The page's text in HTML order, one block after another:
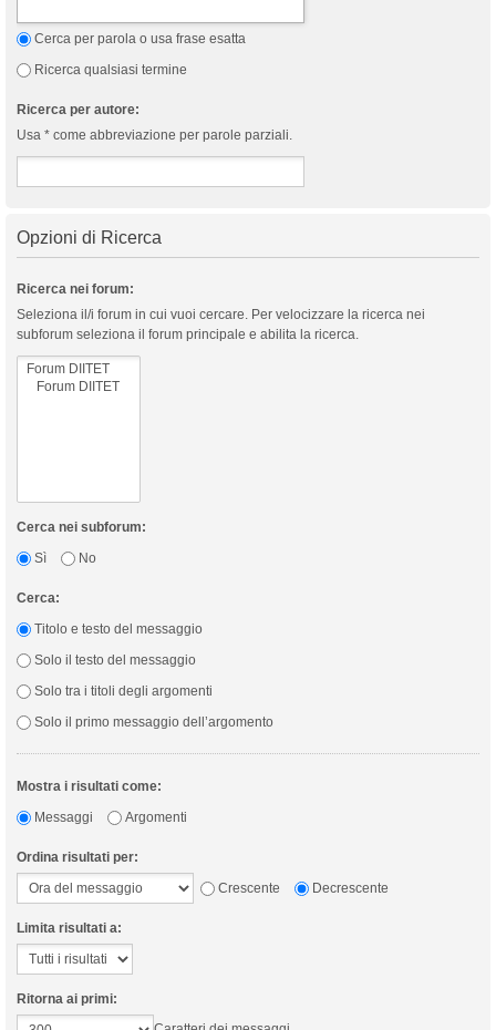
Cerca per parola o usa frase esatta
Ricerca qualsiasi termine
Ricerca per autore:
Usa * come abbreviazione per parole parziali.
Opzioni di Ricerca
Ricerca nei forum:
Seleziona il/i forum in cui vuoi cercare. Per velocizzare la ricerca nei
subforum seleziona il forum principale e abilita la ricerca.
Cerca nei subforum:
Sì
No
Cerca:
Titolo e testo del messaggio
Solo il testo del messaggio
Solo tra i titoli degli argomenti
Solo il primo messaggio dell’argomento
Mostra i risultati come:
Messaggi
Argomenti
Ordina risultati per:
Crescente
Decrescente
Limita risultati a:
Ritorna ai primi: